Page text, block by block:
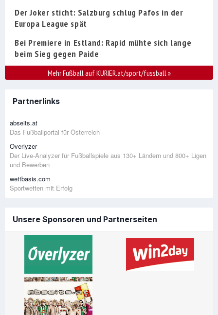
Der Joker sticht: Salzburg schlug Pafos in der
Europa League spät
Bei Premiere in Estland: Rapid mühte sich lange
beim Sieg gegen Paide
Mehr Fußball auf KURIER.at/sport/fussball»
Partnerlinks
abseits.at
Das Fußballportal für Österreich
Overlyzer
Der Live-Analyzer für Fußballspiele aus 130+ Ländern und 800+ Ligen
und Bewerben
wettbasis.com
Sportwetten mit Erfolg
Unsere Sponsoren und Partnerseiten